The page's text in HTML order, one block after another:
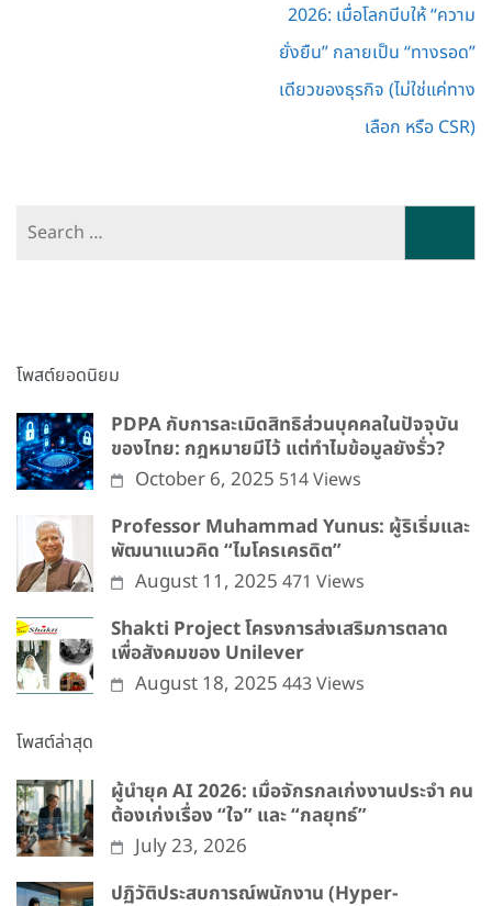
2026: เมื่อโลกบีบให้ “ความ
ยั่งยืน” กลายเป็น “ทางรอด”
เดียวของธุรกิจ (ไม่ใช่แค่ทาง
เลือก หรือ CSR)
โพสต์ยอดนิยม
PDPA กับการละเมิดสิทธิส่วนบุคคลในปัจจุบัน
ของไทย: กฎหมายมีไว้ แต่ทำไมข้อมูลยังรั่ว?
October 6, 2025 514 Views
Professor Muhammad Yunus: ผู้ริเริ่มและ
พัฒนาแนวคิด “ไมโครเครดิต”
August 11, 2025 471 Views
Shakti Project โครงการส่งเสริมการตลาด
เพื่อสังคมของ Unilever
August 18, 2025 443 Views
โพสต์ล่าสุด
ผู้นำยุค AI 2026: เมื่อจักรกลเก่งงานประจำ คน
ต้องเก่งเรื่อง “ใจ” และ “กลยุทธ์”
July 23, 2026
ปฏิวัติประสบการณ์พนักงาน (Hyper-